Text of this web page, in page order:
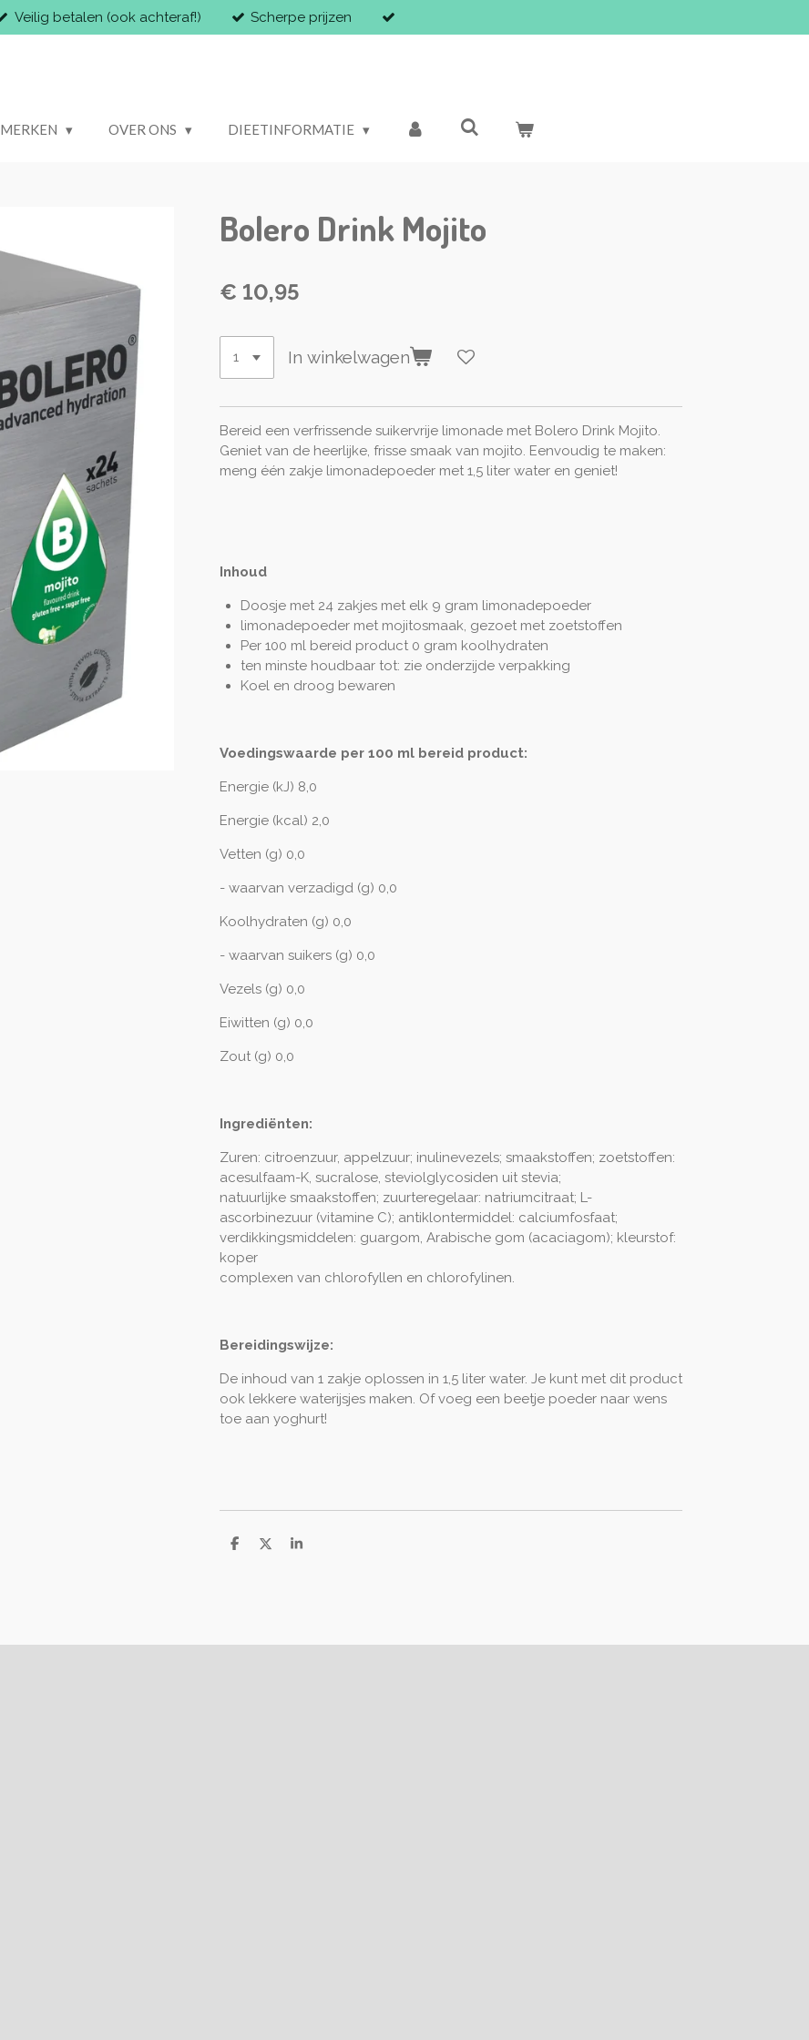
Veilig betalen (ook achteraf!) Scherpe prijzen
MERKEN OVER ONS DIEETINFORMATIE
Bolero Drink Mojito
€ 10,95
In winkelwagen
Bereid een verfrissende suikervrije limonade met Bolero Drink Mojito.
Geniet van de heerlijke, frisse smaak van mojito. Eenvoudig te maken:
meng één zakje limonadepoeder met 1,5 liter water en geniet!
Inhoud
Doosje met 24 zakjes met elk 9 gram limonadepoeder
limonadepoeder met mojitosmaak, gezoet met zoetstoffen
Per 100 ml bereid product 0 gram koolhydraten
ten minste houdbaar tot: zie onderzijde verpakking
Koel en droog bewaren
Voedingswaarde per 100 ml bereid product:
Energie (kJ) 8,0
Energie (kcal) 2,0
Vetten (g) 0,0
- waarvan verzadigd (g) 0,0
Koolhydraten (g) 0,0
- waarvan suikers (g) 0,0
Vezels (g) 0,0
Eiwitten (g) 0,0
Zout (g) 0,0
Ingrediënten:
Zuren: citroenzuur, appelzuur; inulinevezels; smaakstoffen; zoetstoffen:
acesulfaam-K, sucralose, steviolglycosiden uit stevia;
natuurlijke smaakstoffen; zuurteregelaar: natriumcitraat; L-
ascorbinezuur (vitamine C); antiklontermiddel: calciumfosfaat;
verdikkingsmiddelen: guargom, Arabische gom (acaciagom); kleurstof:
koper
complexen van chlorofyllen en chlorofylinen.
Bereidingswijze:
De inhoud van 1 zakje oplossen in 1,5 liter water. Je kunt met dit product
ook lekkere waterijsjes maken. Of voeg een beetje poeder naar wens
toe aan yoghurt!
D
D
S